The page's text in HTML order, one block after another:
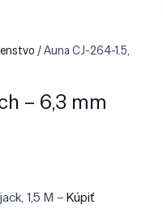
/ Auna CJ-264-1.5,
– 6,3 mm
1,5 M –Kúpiť